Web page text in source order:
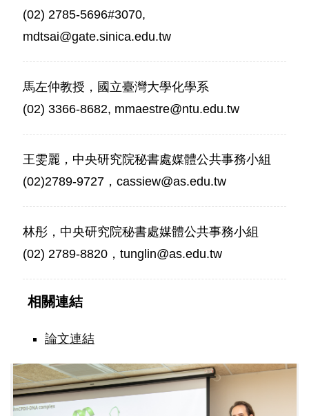
(02) 2785-5696#3070,
mdtsai@gate.sinica.edu.tw
馬左仲教授，國立臺灣大學化學系
(02) 3366-8682, mmaestre@ntu.edu.tw
王雯麗，中央研究院秘書處媒體公共事務小組
(02)2789-9727，cassiew@as.edu.tw
林彤，中央研究院秘書處媒體公共事務小組
(02) 2789-8820，tunglin@as.edu.tw
相關連結
論文連結
(由
左
至
右)